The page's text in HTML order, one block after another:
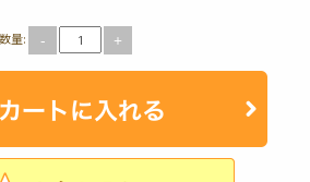
数量: - +